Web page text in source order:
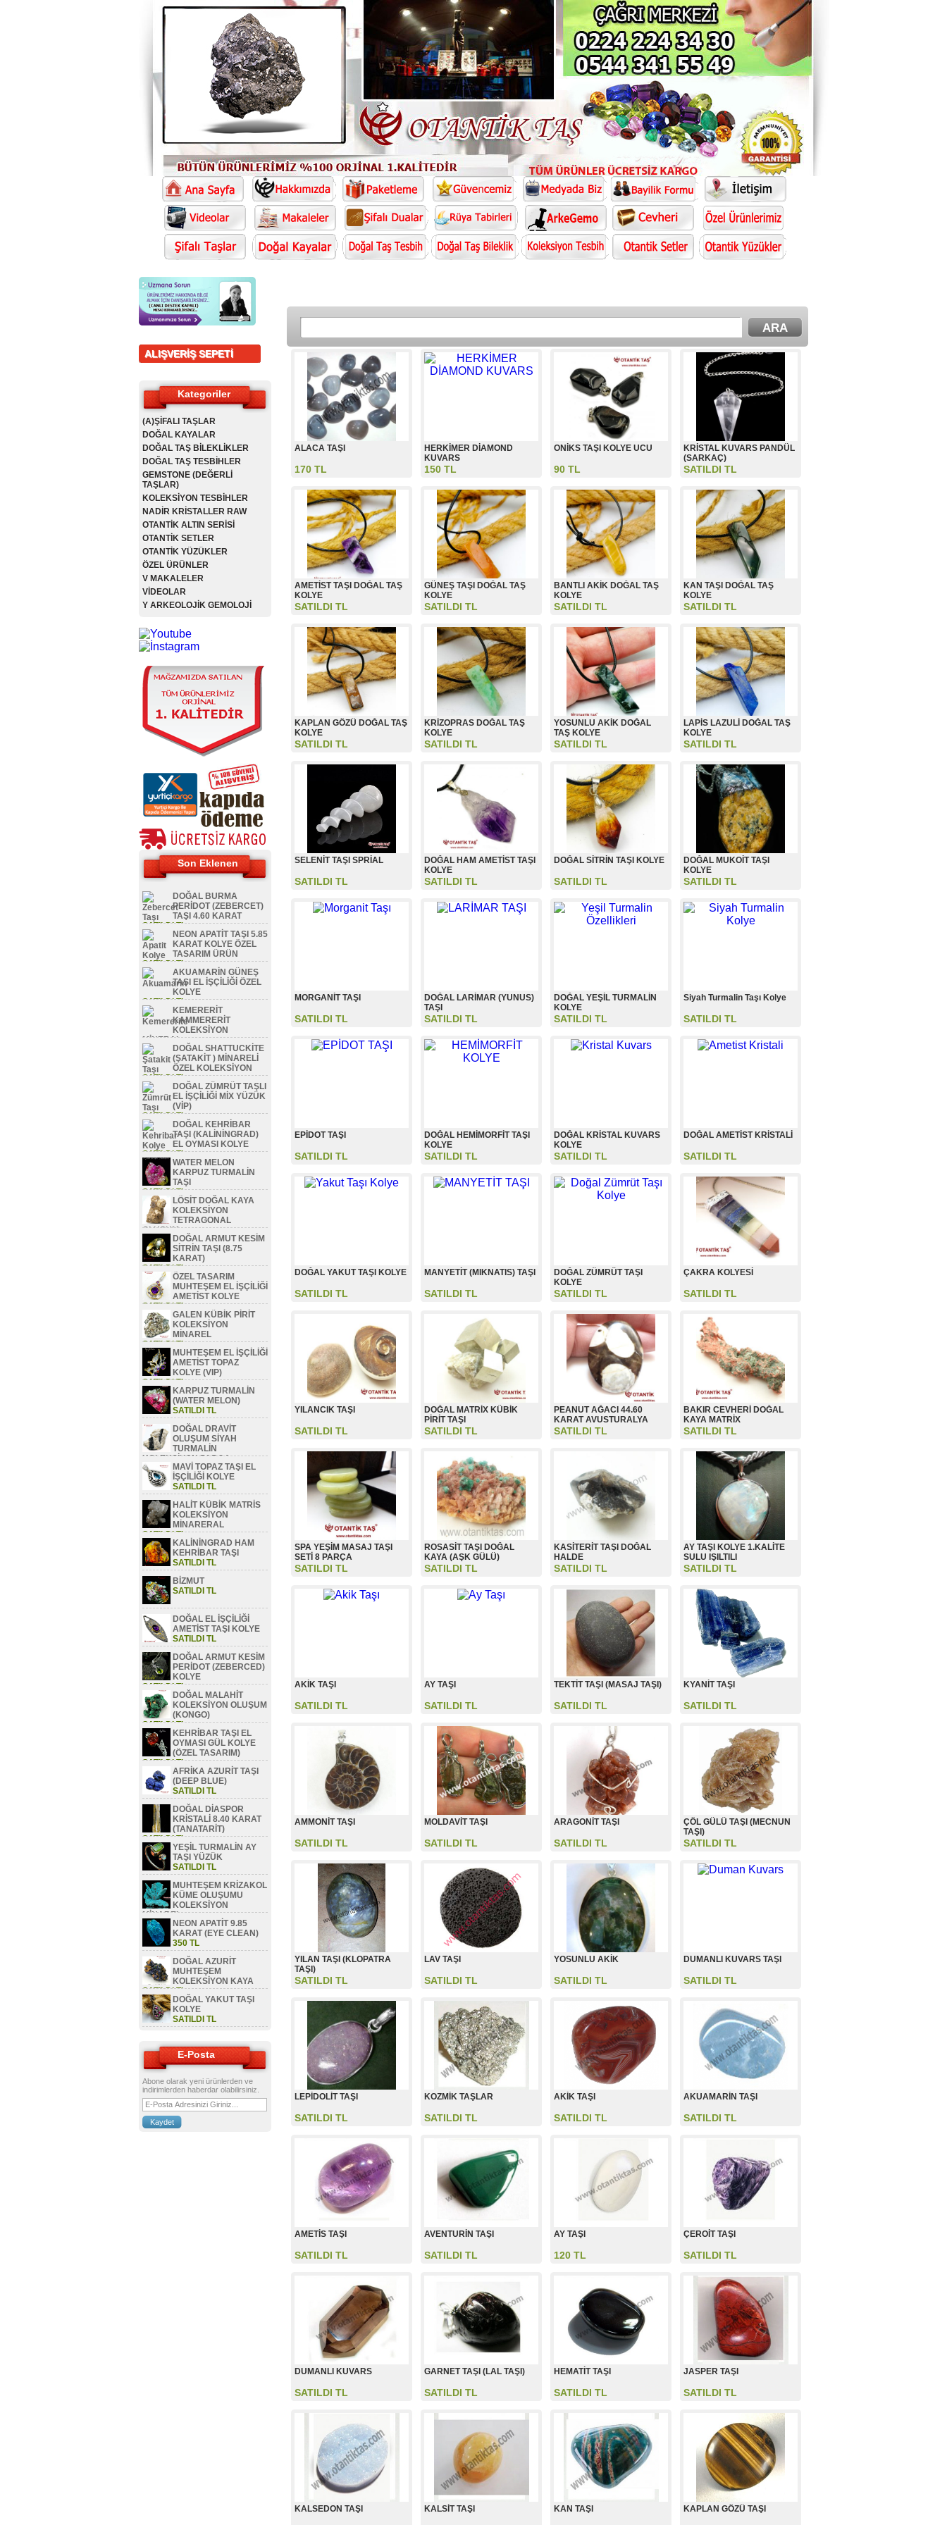
ALIŞVERİŞ SEPETİ
Kategoriler
(A)ŞİFALI TAŞLAR
DOĞAL KAYALAR
DOĞAL TAŞ BİLEKLİKLER
DOĞAL TAŞ TESBİHLER
GEMSTONE (DEĞERLİ
TAŞLAR)
KOLEKSİYON TESBİHLER
NADİR KRİSTALLER RAW
OTANTİK ALTIN SERİSİ
OTANTİK SETLER
OTANTİK YÜZÜKLER
ÖZEL ÜRÜNLER
V MAKALELER
VİDEOLAR
Y ARKEOLOJİK GEMOLOJİ
Son Eklenen
DOĞAL BURMA
PERİDOT (ZEBERCET)
TAŞI 4.60 KARAT
SATILDI TL
NEON APATİT TAŞI 5.85
KARAT KOLYE ÖZEL
TASARIM ÜRÜN
SATILDI TL
AKUAMARİN GÜNEŞ
TAŞI EL İŞÇİLİĞİ ÖZEL
KOLYE
SATILDI TL
KEMERERİT
KAMMERERİT
KOLEKSİYON
MİNERAL
SATILDI TLDOĞAL SHATTUCKİTE
(ŞATAKİT ) MİNARELİ
ÖZEL KOLEKSİYON
SATILDI TL
DOĞAL ZÜMRÜT TAŞLI
EL İŞÇİLİĞİ MİX YÜZÜK
(VİP)
SATILDI TL
DOĞAL KEHRİBAR
TAŞI (KALİNİNGRAD)
EL OYMASI KOLYE
SATILDI TL
WATER MELON
KARPUZ TURMALİN
TAŞI
SATILDI TL
LÖSİT DOĞAL KAYA
KOLEKSİYON
TETRAGONAL
OLUŞUM
SATILDI TLDOĞAL ARMUT KESİM
SİTRİN TAŞI (8.75
KARAT)
SATILDI TL
ÖZEL TASARIM
MUHTEŞEM EL İŞÇİLİĞİ
AMETİST KOLYE
SATILDI TL
GALEN KÜBİK PİRİT
KOLEKSİYON
MİNAREL
SATILDI TL
MUHTEŞEM EL İŞÇİLİĞİ
AMETİST TOPAZ
KOLYE (VIP)
SATILDI TL
KARPUZ TURMALİN
(WATER MELON)
SATILDI TL
DOĞAL DRAVİT
OLUŞUM SİYAH
TURMALİN
KOLEKSİYON PARÇA
SATILDI TLMAVİ TOPAZ TAŞI EL
İŞÇİLİĞİ KOLYE
SATILDI TL
HALİT KÜBİK MATRİS
KOLEKSİYON
MİNARERAL
SATILDI TL
KALİNİNGRAD HAM
KEHRİBAR TAŞI
SATILDI TL
BİZMUT
SATILDI TL
DOĞAL EL İŞÇİLİĞİ
AMETİST TAŞI KOLYE
SATILDI TL
DOĞAL ARMUT KESİM
PERİDOT (ZEBERCED)
KOLYE
SATILDI TL
DOĞAL MALAHİT
KOLEKSİYON OLUŞUM
(KONGO)
SATILDI TL
KEHRİBAR TAŞI EL
OYMASI GÜL KOLYE
(ÖZEL TASARIM)
SATILDI TL
AFRİKA AZURİT TAŞI
(DEEP BLUE)
SATILDI TL
DOĞAL DİASPOR
KRİSTALİ 8.40 KARAT
(TANATARİT)
SATILDI TL
YEŞİL TURMALİN AY
TAŞI YÜZÜK
SATILDI TL
MUHTEŞEM KRİZAKOL
KÜME OLUŞUMU
KOLEKSİYON
MİNAREL
SATILDI TLNEON APATİT 9.85
KARAT (EYE CLEAN)
350 TL
DOĞAL AZURİT
MUHTEŞEM
KOLEKSİYON KAYA
SATILDI TL
DOĞAL YAKUT TAŞI
KOLYE
SATILDI TL
E-Posta
Abone olarak yeni ürünlerden ve
indirimlerden haberdar olabilirsiniz.
ALACA TAŞI
170 TL
HERKİMER DİAMOND
KUVARS
150 TL
ONİKS TAŞI KOLYE UCU
90 TL
KRİSTAL KUVARS PANDÜL
(SARKAÇ)
SATILDI TL
AMETİST TAŞI DOĞAL TAŞ
KOLYE
SATILDI TL
GÜNEŞ TAŞI DOĞAL TAŞ
KOLYE
SATILDI TL
BANTLI AKİK DOĞAL TAŞ
KOLYE
SATILDI TL
KAN TAŞI DOĞAL TAŞ
KOLYE
SATILDI TL
KAPLAN GÖZÜ DOĞAL TAŞ
KOLYE
SATILDI TL
KRİZOPRAS DOĞAL TAŞ
KOLYE
SATILDI TL
YOSUNLU AKİK DOĞAL
TAŞ KOLYE
SATILDI TL
LAPİS LAZULİ DOĞAL TAŞ
KOLYE
SATILDI TL
SELENİT TAŞI SPRİAL
SATILDI TL
DOĞAL HAM AMETİST TAŞI
KOLYE
SATILDI TL
DOĞAL SİTRİN TAŞI KOLYE
SATILDI TL
DOĞAL MUKOİT TAŞI
KOLYE
SATILDI TL
MORGANİT TAŞI
SATILDI TL
DOĞAL LARİMAR (YUNUS)
TAŞI
SATILDI TL
DOĞAL YEŞİL TURMALİN
KOLYE
SATILDI TL
Siyah Turmalin Taşı Kolye
SATILDI TL
EPİDOT TAŞI
SATILDI TL
DOĞAL HEMİMORFİT TAŞI
KOLYE
SATILDI TL
DOĞAL KRİSTAL KUVARS
KOLYE
SATILDI TL
DOĞAL AMETİST KRİSTALİ
SATILDI TL
DOĞAL YAKUT TAŞI KOLYE
SATILDI TL
MANYETİT (MIKNATIS) TAŞI
SATILDI TL
DOĞAL ZÜMRÜT TAŞI
KOLYE
SATILDI TL
ÇAKRA KOLYESİ
SATILDI TL
YILANCIK TAŞI
SATILDI TL
DOĞAL MATRİX KÜBİK
PİRİT TAŞI
SATILDI TL
PEANUT AĞACI 44.60
KARAT AVUSTURALYA
SATILDI TL
BAKIR CEVHERİ DOĞAL
KAYA MATRİX
SATILDI TL
SPA YEŞİM MASAJ TAŞI
SETİ 8 PARÇA
SATILDI TL
ROSASİT TAŞI DOĞAL
KAYA (AŞK GÜLÜ)
SATILDI TL
KASİTERİT TAŞI DOĞAL
HALDE
SATILDI TL
AY TAŞI KOLYE 1.KALİTE
SULU IŞILTILI
SATILDI TL
AKİK TAŞI
SATILDI TL
AY TAŞI
SATILDI TL
TEKTİT TAŞI (MASAJ TAŞI)
SATILDI TL
KYANİT TAŞI
SATILDI TL
AMMONİT TAŞI
SATILDI TL
MOLDAVİT TAŞI
SATILDI TL
ARAGONİT TAŞI
SATILDI TL
ÇÖL GÜLÜ TAŞI (MECNUN
TAŞI)
SATILDI TL
YILAN TAŞI (KLOPATRA
TAŞI)
SATILDI TL
LAV TAŞI
SATILDI TL
YOSUNLU AKİK
SATILDI TL
DUMANLI KUVARS TAŞI
SATILDI TL
LEPİDOLİT TAŞI
SATILDI TL
KOZMİK TAŞLAR
SATILDI TL
AKİK TAŞI
SATILDI TL
AKUAMARİN TAŞI
SATILDI TL
AMETİS TAŞI
SATILDI TL
AVENTURİN TAŞI
SATILDI TL
AY TAŞI
120 TL
ÇEROİT TAŞI
SATILDI TL
DUMANLI KUVARS
SATILDI TL
GARNET TAŞI (LAL TAŞI)
SATILDI TL
HEMATİT TAŞI
SATILDI TL
JASPER TAŞI
SATILDI TL
KALSEDON TAŞI KALSİT TAŞI KAN TAŞI KAPLAN GÖZÜ TAŞI